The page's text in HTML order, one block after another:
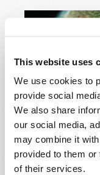
This website uses
We use cookies to
provide social
We also share
our social media,
may combine it
provided to them
of their services.
¿Qué podemos
alguna clave
el mundo
¿Cómo explicar el